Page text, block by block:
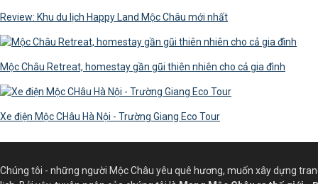
Review: Khu du lịch Happy Land Mộc Châu mới nhất
Mộc Châu Retreat, homestay gần gũi thiên nhiên cho cả gia đình
Xe điện Mộc CHâu Hà Nội - Trường Giang Eco Tour
Chúng tôi - những người Mộc Châu yêu quê hương, muốn xây dựng